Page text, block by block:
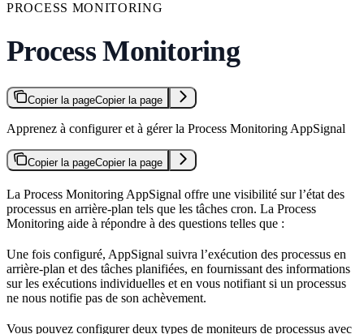
PROCESS MONITORING
Process Monitoring
Copier la pageCopier la page
Apprenez à configurer et à gérer la Process Monitoring AppSignal
Copier la pageCopier la page
La Process Monitoring AppSignal offre une visibilité sur l’état des
processus en arrière-plan tels que les tâches cron. La Process
Monitoring aide à répondre à des questions telles que :
Une fois configuré, AppSignal suivra l’exécution des processus en
arrière-plan et des tâches planifiées, en fournissant des informations
sur les exécutions individuelles et en vous notifiant si un processus
ne nous notifie pas de son achèvement.
Vous pouvez configurer deux types de moniteurs de processus avec